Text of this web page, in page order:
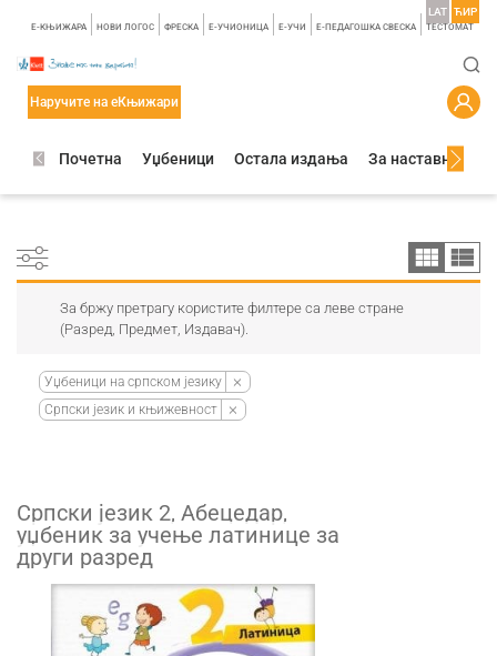
E-КЊИЖАРА НОВИ ЛОГОС ФРЕСКА E-УЧИОНИЦА E-УЧИ Е-ПЕДАГОШКА СВЕСКА TЕСТОМАТ
LAT ЋИР
Наручите на еКњижари
Почетна Уџбеници Остала издања За наставнике
За бржу претрагу користите филтере са леве стране
(Разред, Предмет, Издавач).
Уџбеници на српском језику
Српски језик и књижевност
Српски језик 2, Абецедар,
уџбеник за учење латинице за
други разред